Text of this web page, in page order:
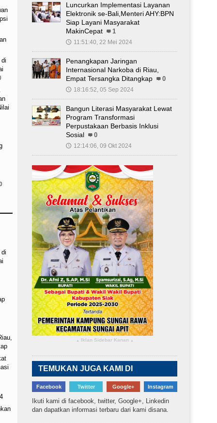
Luncurkan Implementasi Layanan
Elektronik se-Bali,Menteri AHY:BPN
Siap Layani Masyarakat
MakinCepat
1
🕔 11:51:40, 22 Mei 2024
Penangkapan Jaringan
Internasional Narkoba di Riau,
Empat Tersangka Ditangkap
0
🕔 18:16:52, 05 Sep 2024
Bangun Literasi Masyarakat Lewat
Program Transformasi
Perpustakaan Berbasis Inklusi
Sosial
0
🕔 12:14:06, 09 Okt 2024
▴ Iklan Sidebar Kanan ▴
TEMUKAN JUGA KAMI DI
Facebook Twitter Google+ Instagram
Ikuti kami di facebook, twitter, Google+, Linkedin
dan dapatkan informasi terbaru dari kami disana.